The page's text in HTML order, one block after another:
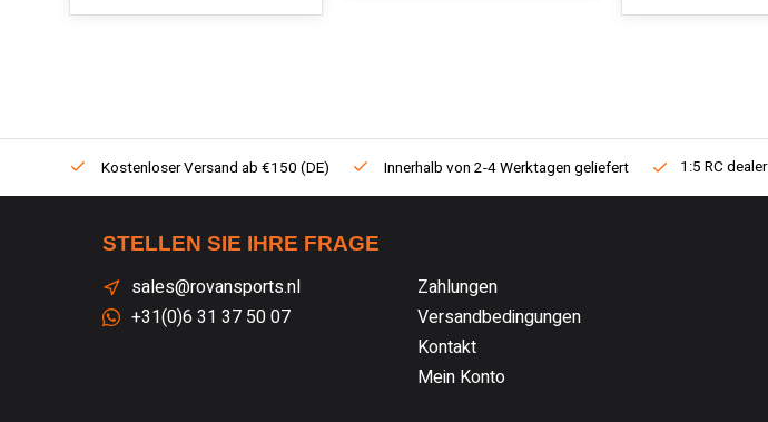
Kostenloser Versand ab €150 (DE) Innerhalb von 2-4 Werktagen geliefert 1:5 RC dealer
STELLEN SIE IHRE FRAGE
sales@rovansports.nl
+31(0)6 31 37 50 07
Zahlungen
Versandbedingungen
Kontakt
Mein Konto